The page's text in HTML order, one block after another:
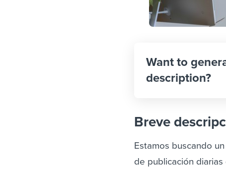
Want to
description?
Breve
Estamos buscando
de publicación